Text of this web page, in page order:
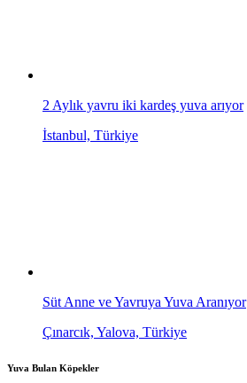
2 Aylık yavru iki kardeş yuva arıyor
İstanbul, Türkiye
Süt Anne ve Yavruya Yuva Aranıyor
Çınarcık, Yalova, Türkiye
Yuva Bulan Köpekler